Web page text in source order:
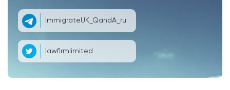
ImmigrateUK_QandA_ru
lawfirmlimited